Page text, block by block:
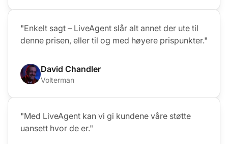
"Enkelt sagt – LiveAgent slår alt annet der ute til
denne prisen, eller til og med høyere prispunkter."
David Chandler
Volterman
"Med LiveAgent kan vi gi kundene våre støtte
uansett hvor de er."